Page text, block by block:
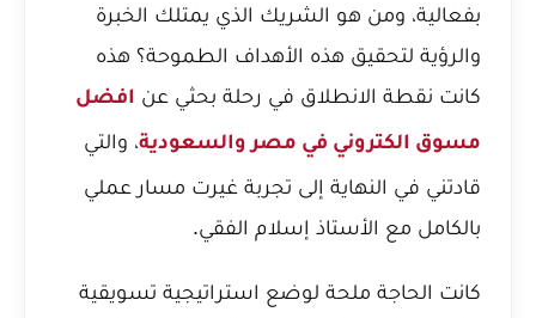
بفعالية، ومن هو الشريك الذي يمتلك الخبرة
والرؤية لتحقيق هذه الأهداف الطموحة؟ هذه
كانت نقطة الانطلاق في رحلة بحثي عن افضل
مسوق الكتروني في مصر والسعودية، والتي
قادتني في النهاية إلى تجربة غيرت مسار عملي
بالكامل مع الأستاذ إسلام الفقي.
كانت الحاجة ملحة لوضع استراتيجية تسويقية